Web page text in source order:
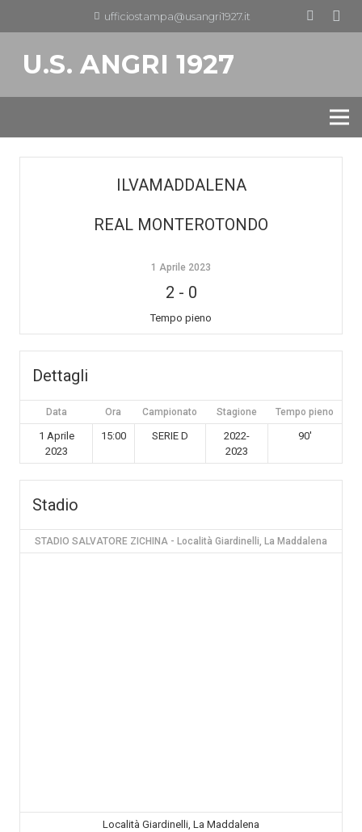
ufficiostampa@usangri1927.it
U.S. ANGRI 1927
ILVAMADDALENA
REAL MONTEROTONDO
1 Aprile 2023
2 - 0
Tempo pieno
Dettagli
Data Ora Campionato Stagione Tempo pieno
1 Aprile
2023
15:00 SERIE D
2022-
2023
90'
Stadio
STADIO SALVATORE ZICHINA - Località Giardinelli, La Maddalena
Località Giardinelli, La Maddalena